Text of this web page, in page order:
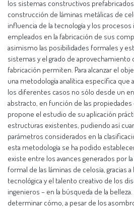
los sistemas constructivos
construcción de láminas metálicas de
influencia de la tecnología y los
empleados en la fabricación de sus
asimismo las posibilidades formales y
sistemas y el grado de
fabricación permiten. Para alcanzar el
una metodología analítica específica que
los diferentes casos no sólo desde un
abstracto, en función de las
propone el estudio de su aplicación
estructuras existentes, pudiendo así
parámetros considerados en la
esta metodología se ha podido
existe entre los avances generados por
formal de las láminas de celosía, gracias
tecnológica y el talento creativo de los
ingenieros – en la búsqueda de la
determinar cómo, a pesar de los